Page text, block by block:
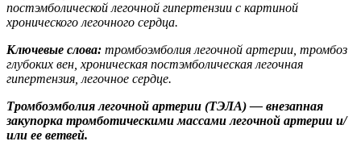
постэмболической легочной гипертензии с картиной
хронического легочного сердца.
Ключевые слова: тромбоэмболия легочной артерии, тромбоз
глубоких вен, хроническая постэмболическая легочная
гипертензия, легочное сердце.
Тромбоэмболия легочной артерии (ТЭЛА) — внезапная
закупорка тромботическими массами легочной артерии и/
или ее ветвей.